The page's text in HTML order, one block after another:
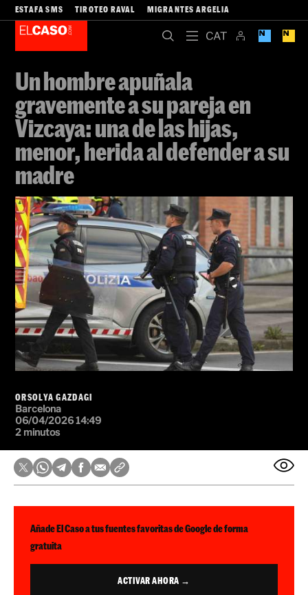
ESTAFA SMS TIROTEO RAVAL MIGRANTES ARGELIA
Un hombre apuñala
gravemente a su pareja en
Vizcaya: una de las hijas,
menor, herida al defender a su
madre
ORSOLYA GAZDAGI
Barcelona
06/04/2026 14:49
2 minutos
Añade El Caso a tus fuentes favoritas de Google de forma
gratuita
ACTIVAR AHORA →